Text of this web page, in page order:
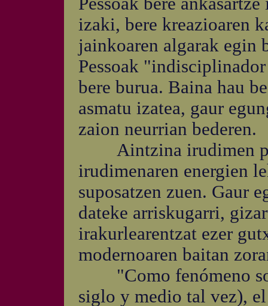
izaki, bere kreazioaren
jainkoaren algarak egin
Pessoak
bere burua. Baina hau
asmatu izatea, gaur
zaion neurrian bederen.
Aintzina irudimen
irudimenaren energien
suposatzen zuen. Gaur
dateke arriskugarri,
irakurlearentzat ezer
modernoaren baitan
"Como fenómeno
siglo y medio tal vez),